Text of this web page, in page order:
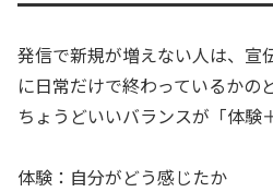
発信で新規が増えない人は、宣
に日常だけで終わっているかの
ちょうどいいバランスが「体験
体験：自分がどう感じたか